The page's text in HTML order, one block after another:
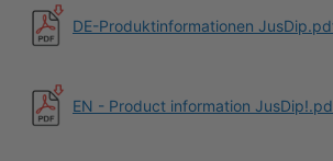
DE-Produktinformationen
EN - Product information